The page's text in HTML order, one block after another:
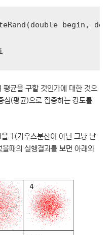
begin,
균을 구할 것인가에 대한 것으
심(평균)으로 집중하는 강도를
1(가우스분산이 아닌 그냥 난
때의 실행결과를 보면 아래와